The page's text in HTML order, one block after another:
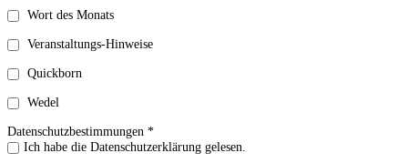
Wort des Monats
Veranstaltungs-Hinweise
Quickborn
Wedel
Datenschutzbestimmungen *
Ich habe die Datenschutzerklärung gelesen.